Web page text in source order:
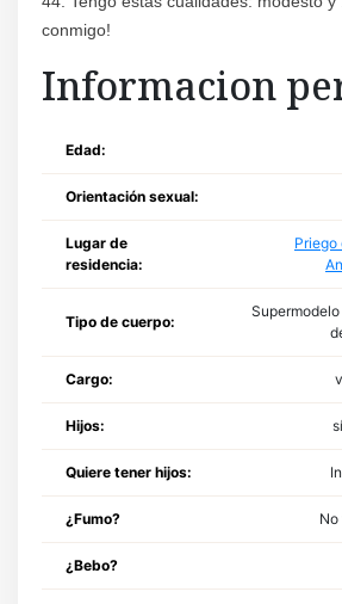
conmigo!
Informacion
Edad:
Orientación sexual:
Lugar de
residencia:
Priego
Tipo de cuerpo:
Supermodelo
Cargo:
Hijos:
Quiere tener hijos:
¿Fumo?
¿Bebo?